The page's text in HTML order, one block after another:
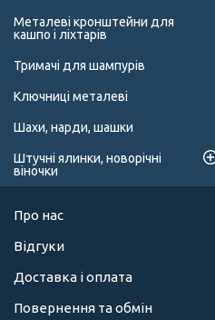
Металеві кронштейни для
кашпо і ліхтарів
Тримачі для шампурів
Ключниці металеві
Шахи, нарди, шашки
Штучні ялинки, новорічні
віночки
Про нас
Відгуки
Доставка і оплата
Повернення та обмін